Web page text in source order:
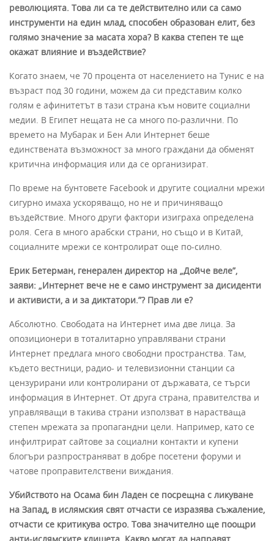
революцията. Това ли са те действително или са само
инструменти на един млад, способен образован елит, без
голямо значение за масата хора? В каква степен те ще
окажат влияние и въздействие?
Когато знаем, че 70 процента от населението на Тунис е на
възраст под 30 години, можем да си представим колко
голям е афинитетът в тази страна към новите социални
медии. В Египет нещата не са много по-различни. По
времето на Мубарак и Бен Али Интернет беше
единствената възможност за много граждани да обменят
критична информация или да се организират.
По време на бунтовете Facebook и другите социални мрежи
сигурно имаха ускоряващо, но не и причиняващо
въздействие. Много други фактори изиграха определена
роля. Сега в много арабски страни, но също и в Китай,
социалните мрежи се контролират още по-силно.
Ерик Бетерман, генерален директор на „Дойче веле”,
заяви: „Интернет вече не е само инструмент за дисиденти
и активисти, а и за диктатори.”? Прав ли е?
Абсолютно. Свободата на Интернет има две лица. За
опозиционери в тоталитарно управлявани страни
Интернет предлага много свободни пространства. Там,
където вестници, радио- и телевизионни станции са
цензурирани или контролирани от държавата, се търси
информация в Интернет. От друга страна, правителства и
управляващи в такива страни използват в нарастваща
степен мрежата за пропагандни цели. Например, като се
инфилтрират сайтове за социални контакти и купени
блогъри разпространяват в добре посетени форуми и
чатове проправителствени виждания.
Убийството на Осама бин Ладен се посрещна с ликуване
на Запад, в ислямския свят отчасти се изразява съжаление,
отчасти се критикува остро. Това значително ще поощри